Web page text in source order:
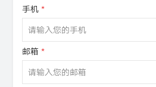
手机 *
邮箱 *